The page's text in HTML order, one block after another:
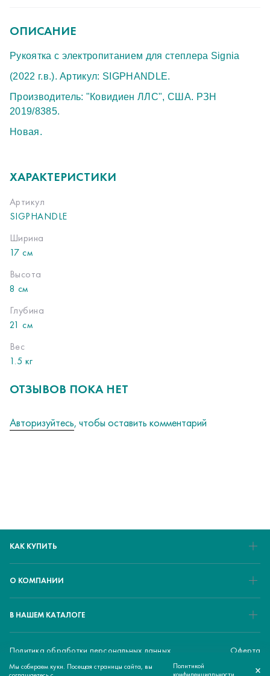
ОПИСАНИЕ
Рукоятка с электропитанием для степлера Signia
(2022 г.в.). Артикул: SIGPHANDLE.
Производитель: "Ковидиен ЛЛС", США. РЗН
2019/8385.
Новая.
ХАРАКТЕРИСТИКИ
Артикул
SIGPHANDLE
Ширина
17 см
Высота
8 см
Глубина
21 см
Вес
1.5 кг
ОТЗЫВОВ ПОКА НЕТ
Авторизуйтесь, чтобы оставить комментарий
220 000 ₽ КУПИТЬ
КАК КУПИТЬ
О КОМПАНИИ
В НАШЕМ КАТАЛОГЕ
Политика обработки персональных данных
Оферта
© 2026 ЕМЕD - медицинский маркетплейс
Мы собираем куки. Посещая страницы сайта, вы
Политикой
×